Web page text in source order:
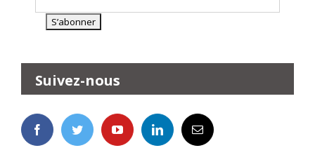
Suivez-nous